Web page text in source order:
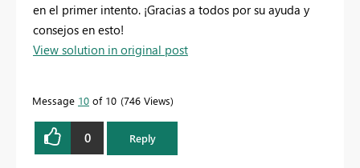
en el primer intento. ¡Gracias a todos por su ayuda y
consejos en esto!
View solution in original post
Message 10 of 10 746 Views
0 Reply